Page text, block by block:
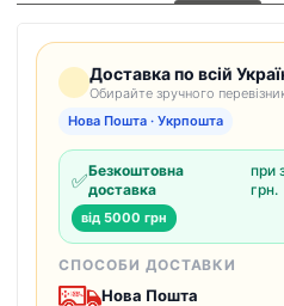
Доставка по всій
Обирайте зручного
Нова Пошта · Укрпошта
✅Безкоштовна
доставка
при
грн.
від 5000 грн
СПОСОБИ ДОСТАВКИ
Нова Пошта